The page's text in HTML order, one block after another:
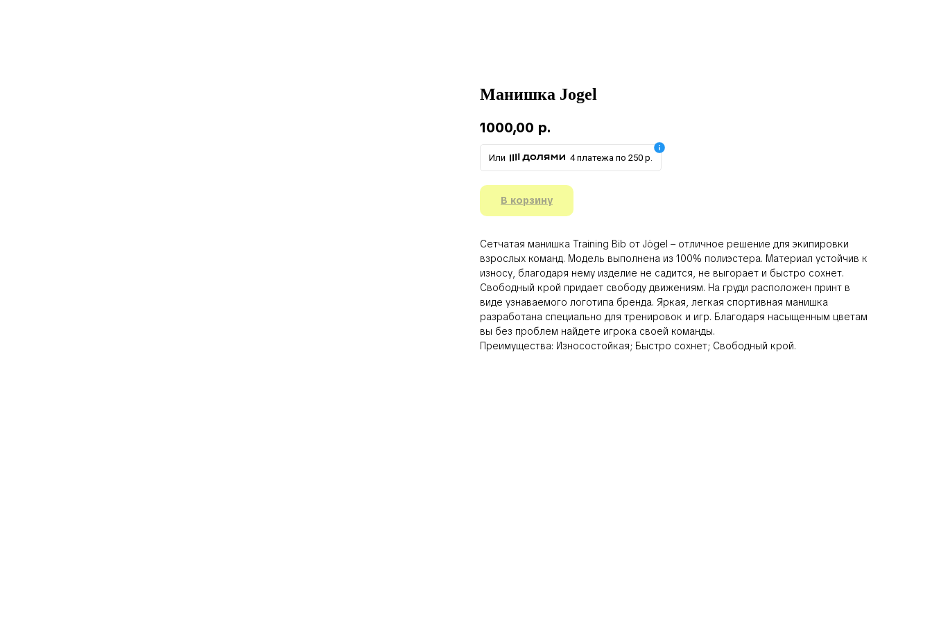
Манишка Jogel
1000,00 р.
Или 4 платежа по 250 р.
В корзину
Сетчатая манишка Training Bib от Jögel – отличное решение для экипировки
взрослых команд. Модель выполнена из 100% полиэстера. Материал устойчив к
износу, благодаря нему изделие не садится, не выгорает и быстро сохнет.
Свободный крой придает свободу движениям. На груди расположен принт в
виде узнаваемого логотипа бренда. Яркая, легкая спортивная манишка
разработана специально для тренировок и игр. Благодаря насыщенным цветам
вы без проблем найдете игрока своей команды.
Преимущества: Износостойкая; Быстро сохнет; Свободный крой.